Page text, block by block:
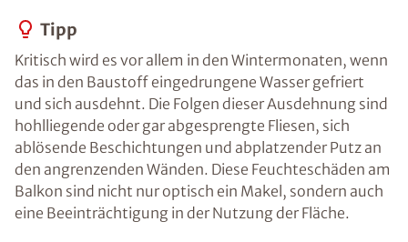
Tipp
Kritisch wird es vor allem in den Wintermonaten, wenn
das in den Baustoff eingedrungene Wasser gefriert
und sich ausdehnt. Die Folgen dieser Ausdehnung sind
hohlliegende oder gar abgesprengte Fliesen, sich
ablösende Beschichtungen und abplatzender Putz an
den angrenzenden Wänden. Diese Feuchteschäden am
Balkon sind nicht nur optisch ein Makel, sondern auch
eine Beeinträchtigung in der Nutzung der Fläche.